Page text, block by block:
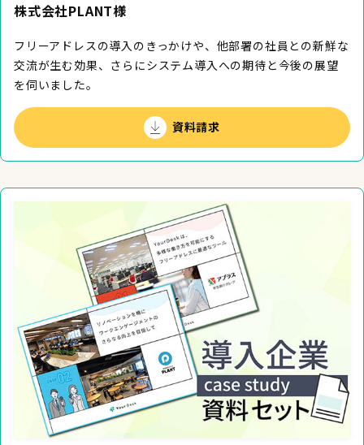
株式会社PLANT様
フリーアドレスの導入のきっかけや、他部署の社員との新鮮な
交流が生む効果、さらにシステム導入への期待と今後の展望
を伺いました。
資料請求